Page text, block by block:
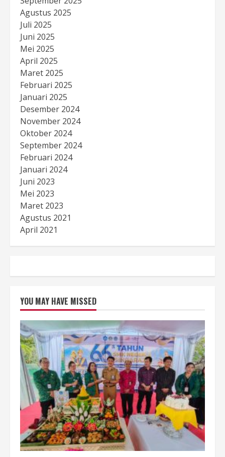
Agustus 2025
Juli 2025
Juni 2025
Mei 2025
April 2025
Maret 2025
Februari 2025
Januari 2025
Desember 2024
November 2024
Oktober 2024
September 2024
Februari 2024
Januari 2024
Juni 2023
Mei 2023
Maret 2023
Agustus 2021
April 2021
YOU MAY HAVE MISSED